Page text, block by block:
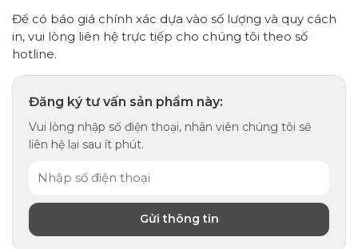
Để có báo giá chính xác dựa vào số lượng và quy cách
in, vui lòng liên hệ trực tiếp cho chúng tôi theo số
hotline.
Đăng ký tư vấn sản phẩm này:
Vui lòng nhập số điện thoại, nhân viên chúng tôi sẽ
liên hệ lại sau ít phút.